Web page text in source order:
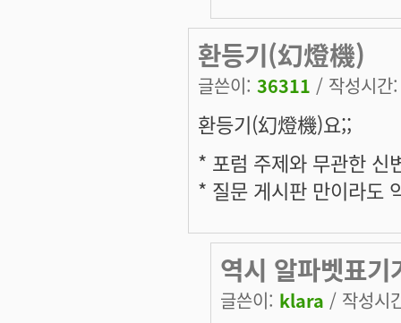
환등기(幻燈機)
글쓴이: 36311 / 작성시
환등기(幻燈機)요;;
* 포럼 주제와 무관한 신
* 질문 게시판 만이라도
역시 알파벳표
글쓴이: klara / 작성시